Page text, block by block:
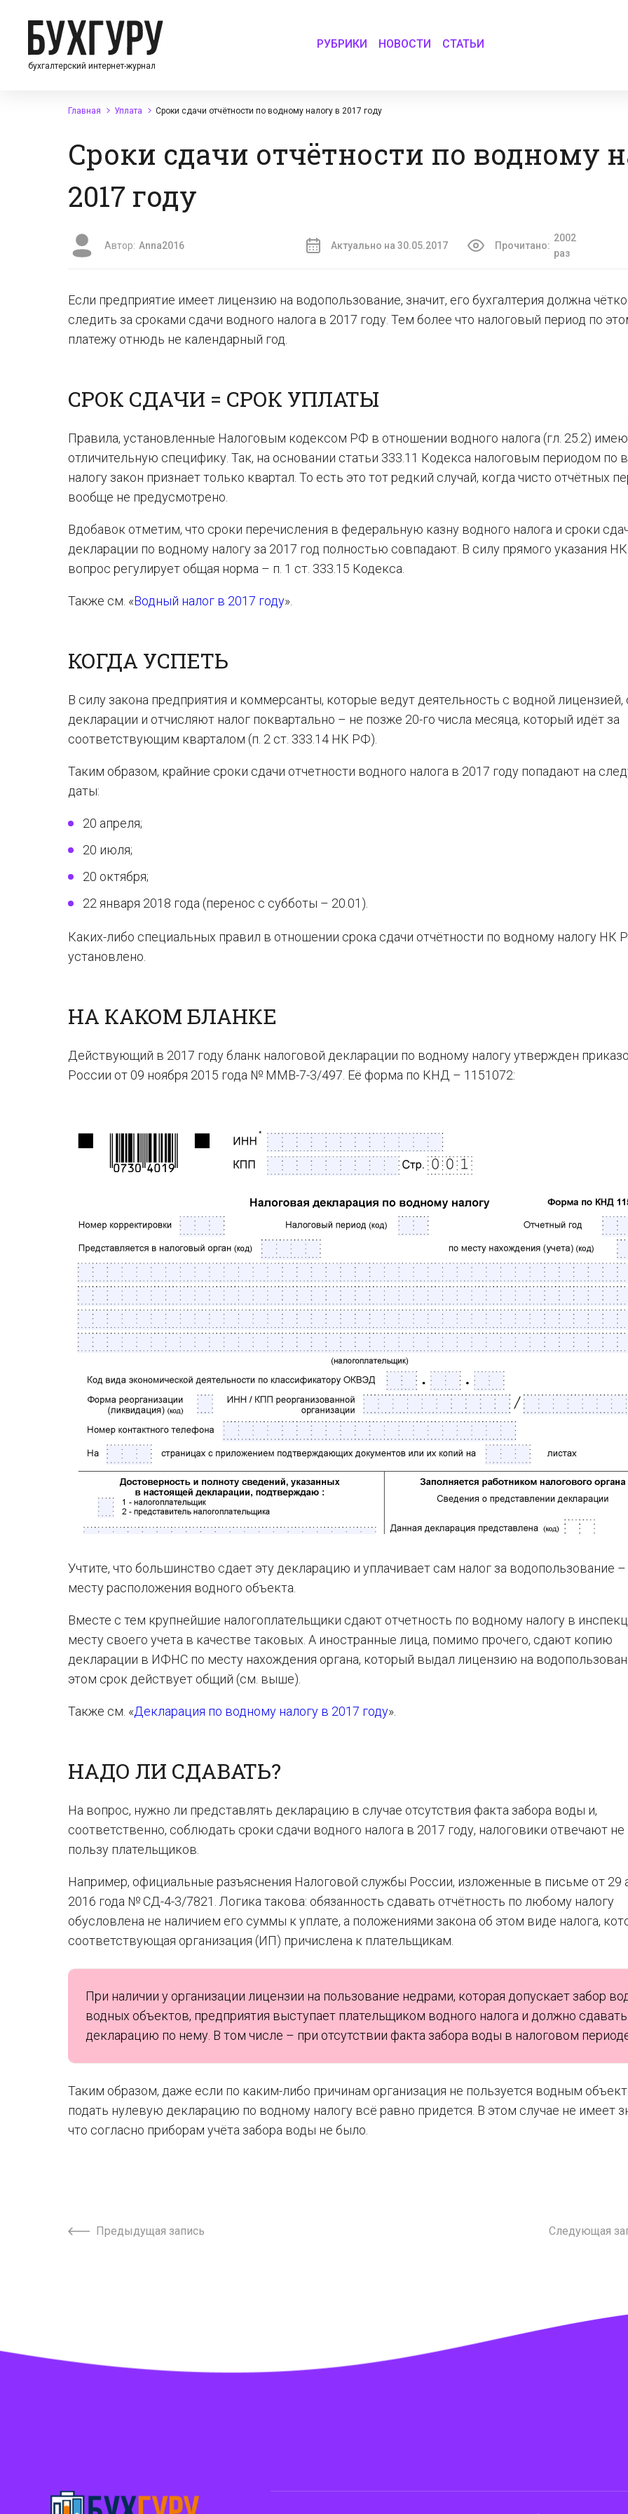
бухгалтерский интернет-журнал
РУБРИКИ НОВОСТИ СТАТЬИ
Главная Уплата Сроки сдачи отчётности по водному налогу в 2017 году
Сроки сдачи отчётности по водному
2017 году
Автор: Anna2016 Актуально на 30.05.2017 Прочитано:
2002
раз
Если предприятие имеет лицензию на водопользование, значит, его бухгалтерия должна чётко
следить за сроками сдачи водного налога в 2017 году. Тем более что налоговый период по
платежу отнюдь не календарный год.
СРОК СДАЧИ = СРОК УПЛАТЫ
Правила, установленные Налоговым кодексом РФ в отношении водного налога (гл. 25.2)
отличительную специфику. Так, на основании статьи 333.11 Кодекса налоговым периодом по
налогу закон признает только квартал. То есть это тот редкий случай, когда чисто отчётных
вообще не предусмотрено.
Вдобавок отметим, что сроки перечисления в федеральную казну водного налога и сроки
декларации по водному налогу за 2017 год полностью совпадают. В силу прямого указания
вопрос регулирует общая норма – п. 1 ст. 333.15 Кодекса.
Также см. «Водный налог в 2017 году».
КОГДА УСПЕТЬ
В силу закона предприятия и коммерсанты, которые ведут деятельность с водной
декларации и отчисляют налог поквартально – не позже 20-го числа месяца, который идёт за
соответствующим кварталом (п. 2 ст. 333.14 НК РФ).
Таким образом, крайние сроки сдачи отчетности водного налога в 2017 году попадают на
даты:
20 апреля;
20 июля;
20 октября;
22 января 2018 года (перенос с субботы – 20.01).
Каких-либо специальных правил в отношении срока сдачи отчётности по водному налогу НК
установлено.
НА КАКОМ БЛАНКЕ
Действующий в 2017 году бланк налоговой декларации по водному налогу утвержден
России от 09 ноября 2015 года № ММВ-7-3/497. Её форма по КНД – 1151072:
Учтите, что большинство сдает эту декларацию и уплачивает сам налог за водопользование
месту расположения водного объекта.
Вместе с тем крупнейшие налогоплательщики сдают отчетность по водному налогу в
месту своего учета в качестве таковых. А иностранные лица, помимо прочего, сдают копию
декларации в ИФНС по месту нахождения органа, который выдал лицензию на
этом срок действует общий (см. выше).
Также см. «Декларация по водному налогу в 2017 году».
НАДО ЛИ СДАВАТЬ?
На вопрос, нужно ли представлять декларацию в случае отсутствия факта забора воды и,
соответственно, соблюдать сроки сдачи водного налога в 2017 году, налоговики отвечают не
пользу плательщиков.
Например, официальные разъяснения Налоговой службы России, изложенные в письме от 29
2016 года № СД-4-3/7821. Логика такова: обязанность сдавать отчётность по любому налогу
обусловлена не наличием его суммы к уплате, а положениями закона об этом виде налога,
соответствующая организация (ИП) причислена к плательщикам.
При наличии у организации лицензии на пользование недрами, которая допускает забор
водных объектов, предприятия выступает плательщиком водного налога и должно сдавать
декларацию по нему. В том числе – при отсутствии факта забора воды в налоговом
Таким образом, даже если по каким-либо причинам организация не пользуется водным
подать нулевую декларацию по водному налогу всё равно придется. В этом случае не имеет
что согласно приборам учёта забора воды не было.
Предыдущая запись Следующая